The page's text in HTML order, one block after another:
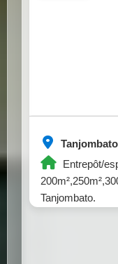
Tanjombato
Entrepôt/
Tanjombato.